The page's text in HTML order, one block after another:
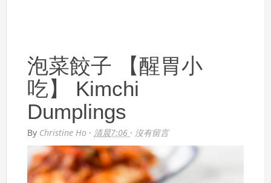
泡菜餃子 【醒胃小
吃】 Kimchi
Dumplings
By Christine Ho · 清晨7:06 · 沒有留言